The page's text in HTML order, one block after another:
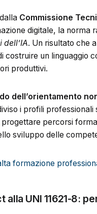
Commissione
digitale, la norma
dell’IA. Un risultato che
costruire un linguaggio
produttivi.
dell’orientamento
i profili
percorsi
sviluppo delle
alla UNI 11621-8: